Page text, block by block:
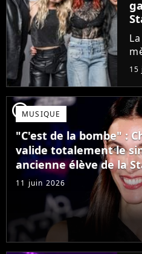
la
15
player2MUSIQUE
"C'est de la bombe" :
valide totalement le
ancienne élève de la
11 juin 2026